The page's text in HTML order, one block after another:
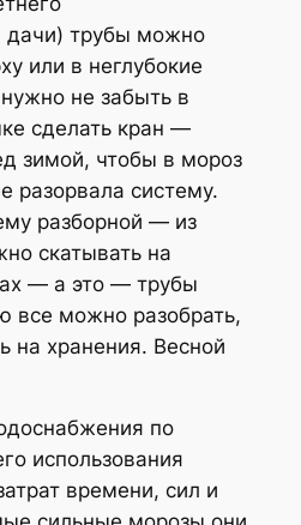
дачи) трубы можно
или в неглубокие
не забыть в
сделать кран —
зимой, чтобы в мороз
разорвала систему.
разборной — из
скатывать на
— а это — трубы
все можно разобрать,
на хранения. Весной
по
использования
времени, сил и